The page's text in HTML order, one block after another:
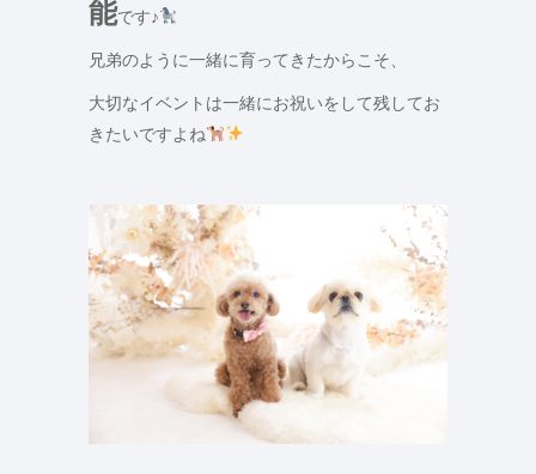
能です♪
兄弟のように一緒に育ってきたからこそ、
大切なイベントは一緒にお祝いをして残してお
きたいですよね